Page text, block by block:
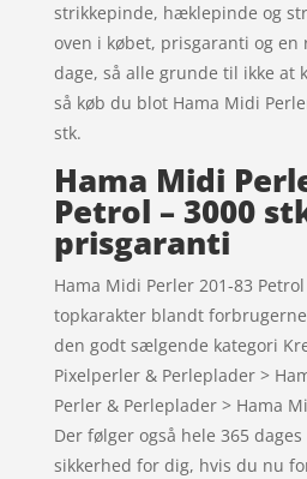
strikkepinde, hæklepinde og
oven i købet, prisgaranti og
dage, så alle grunde til ikke at
så køb du blot Hama Midi
stk.
Hama Midi
Petrol – 3000
prisgaranti
Hama Midi Perler 201-83
topkarakter blandt
den godt sælgende kategori
Pixelperler & Perleplader >
Perler & Perleplader > Hama
Der følger også hele 365
sikkerhed for dig, hvis du nu